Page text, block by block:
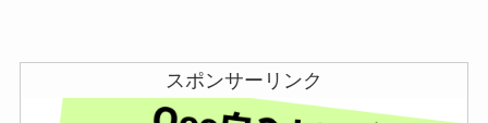
スポンサーリンク